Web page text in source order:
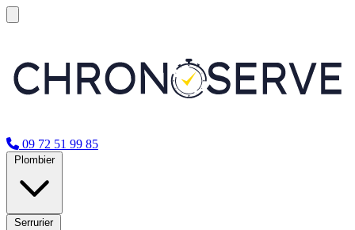
09 72 51 99 85
Plombier
Serrurier